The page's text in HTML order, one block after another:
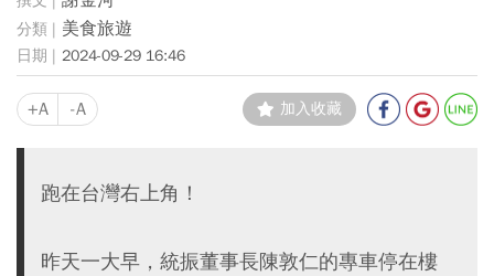
美食旅遊
2024-09-29 16:46
+A -A 加入收藏
跑在台灣右上角！
昨天一大早，統振董事長陳敦仁的專車停在樓